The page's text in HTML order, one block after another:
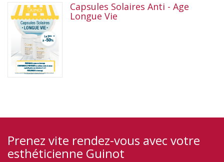
Capsules Solaires Anti - Age
Longue Vie
Prenez vite rendez-vous avec votre
esthéticienne Guinot